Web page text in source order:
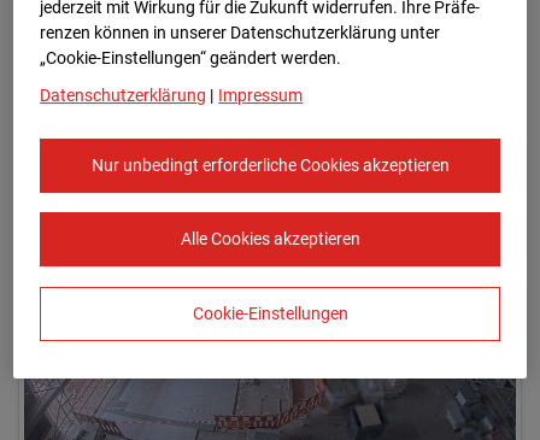
jederzeit mit Wirkung für die Zukunft widerrufen. Ihre Prä­fe­
renzen können in unserer Datenschutzerklärung unter
„Cookie-Einstellungen“ geändert werden.
Datenschutzerklärung | Impressum
Nur unbedingt erforderliche Cookies akzeptieren
Alle Cookies akzeptieren
Cookie-Einstellungen